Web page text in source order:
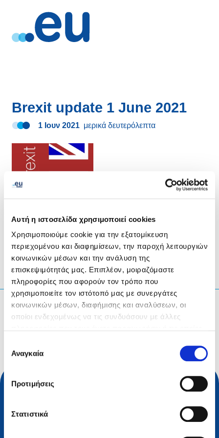
Αυτή η ιστοσελίδα χρησιμοποιεί cookies
Χρησιμοποιούμε cookie για την εξατομίκευση
περιεχομένου και διαφημίσεων, την παροχή λειτουργιών
κοινωνικών μέσων και την ανάλυση της
επισκεψιμότητάς μας. Επιπλέον, μοιραζόμαστε
πληροφορίες που αφορούν τον τρόπο που
χρησιμοποιείτε τον ιστότοπό μας με συνεργάτες
κοινωνικών μέσων, διαφήμισης και αναλύσεων, οι
οποίοι ενδεχομένως να τις συνδυάσουν με άλλες
των υπηρεσιών τους.
συγκατάθεσης
Αναγκαία
Προτιμήσεις
Στατιστικά
Brexit update 1 June 2021
1 Ιουν 2021 μερικά δευτερόλεπτα
κοινοποίηση μέσω LinkedInTwitterFacebook
Τι ψάχνετε;